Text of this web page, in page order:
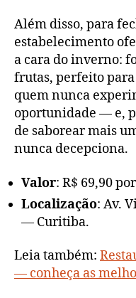
Além disso, para
estabelecimento
a cara do inverno:
frutas, perfeito
quem nunca
oportunidade — e,
de saborear mais
nunca decepciona.
Valor: R$ 69,90
Localização: Av.
— Curitiba.
Leia também:
— conheça as